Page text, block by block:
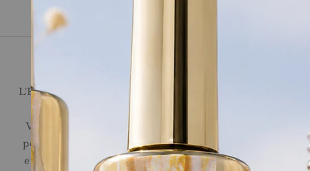
Ecole de l'Ongle
L'École de l'Ongle réunit un centre de formation, une
onglerie et une boutique en ligne, à Martigny en
Valais. Nous proposons des formations sur mesure
pour les débutantes, les personnes en reconversion
et les professionnelles souhaitant se perfectionner,